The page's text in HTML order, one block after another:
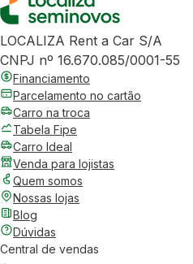
LOCALIZA Rent a Car S/A
CNPJ nº 16.670.085/0001-55
Financiamento
Parcelamento no cartão
Carro na troca
Tabela Fipe
Carro Ideal
Venda para lojistas
Quem somos
Nossas lojas
Blog
Dúvidas
Central de vendas